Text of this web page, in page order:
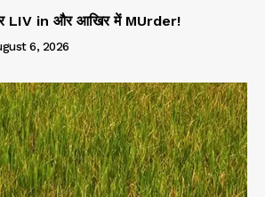
LIV in और आखिर में MUrder!
6, 2026